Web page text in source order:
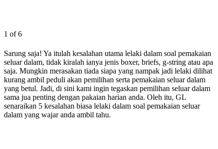
1 of 6
Sarung saja! Ya itulah kesalahan utama lelaki dalam soal pemakaian
seluar dalam, tidak kiralah ianya jenis boxer, briefs, g-string atau apa
saja. Mungkin merasakan tiada siapa yang nampak jadi lelaki dilihat
kurang ambil peduli akan pemilihan serta pemakaian seluar dalam
yang betul. Jadi, di sini kami ingin tegaskan pemilihan seluar dalam
sama jua penting dengan pakaian harian anda. Oleh itu, GL
senaraikan 5 kesalahan biasa lelaki dalam soal pemakaian seluar
dalam yang wajar anda ambil tahu.